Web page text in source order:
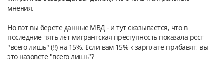
мнения.
Но вот вы берете данные МВД - и тут оказывается, что в
последние пять лет мигрантская преступность показала рост
"всего лишь" (!!) на 15%. Если вам 15% к зарплате прибавят, вы
это назовете "всего лишь"?